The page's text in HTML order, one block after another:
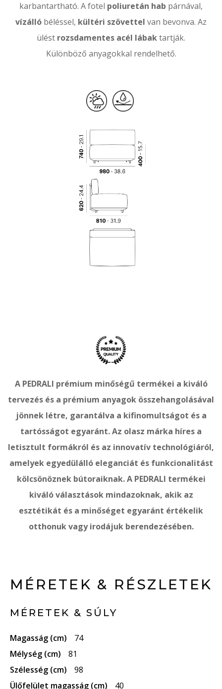
karbantartható. A fotel poliuretán hab párnával,
vízálló béléssel, kültéri szövettel van bevonva. Az
ülést rozsdamentes acél lábaktartják.
Különböző anyagokkal rendelhető.
A PEDRALI prémium minőségű termékei a kiváló
tervezés és a prémium anyagok összehangolásával
jönnek létre, garantálva a kifinomultságot és a
tartósságot egyaránt. Az olasz márka híres a
letisztult formákról és az innovatív technológiáról,
amelyek egyedülálló eleganciát és funkcionalitást
kölcsönöznek bútoraiknak. A PEDRALI termékei
kiváló választások mindazoknak, akik az
esztétikát és a minőséget egyaránt értékelik
otthonuk vagy irodájuk berendezésében.
MÉRETEK & RÉSZLETEK
MÉRETEK & SÚLY
Magasság (cm)
74
Mélység (cm)
81
Szélesség (cm)
98
Ülőfelület magasság (cm)
40